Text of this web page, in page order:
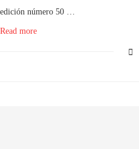
edición número 50 …
Read more